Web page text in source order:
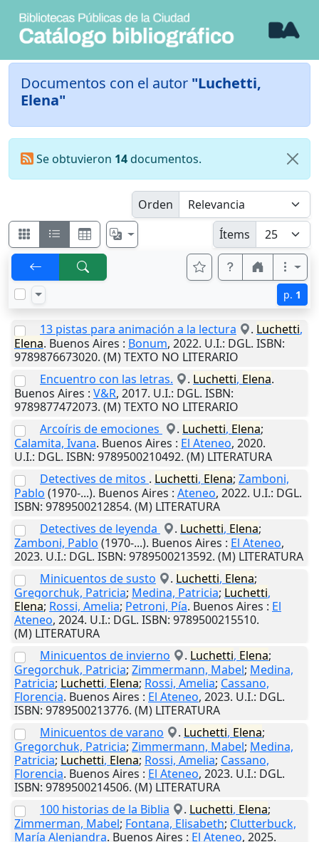
Documentos con el autor "Luchetti,
Elena"
Se obtuvieron 14documentos.
Orden
Ítems
p. 1
13 pistas para animación a la lectura . Luchetti,
Elena. Buenos Aires : Bonum, 2022. U.I.: DGL. ISBN:
9789876673020. (M) TEXTO NO LITERARIO
Encuentro con las letras.
. Luchetti, Elena.
Buenos Aires : V&R, 2017. U.I.: DGL. ISBN:
9789877472073. (M) TEXTO NO LITERARIO
Arcoíris de emociones
. Luchetti, Elena;
Calamita, Ivana. Buenos Aires : El Ateneo, 2020.
U.I.: DGL. ISBN: 9789500210492. (M) LITERATURA
Detectives de mitos . Luchetti, Elena; Zamboni,
Pablo (1970-...). Buenos Aires : Ateneo, 2022. U.I.: DGL.
ISBN: 9789500212854. (M) LITERATURA
Detectives de leyenda
. Luchetti, Elena;
Zamboni, Pablo (1970-...). Buenos Aires : El Ateneo,
2023. U.I.: DGL. ISBN: 9789500213592. (M) LITERATURA
Minicuentos de susto
. Luchetti, Elena;
Gregorchuk, Patricia; Medina, Patricia; Luchetti,
Elena; Rossi, Amelia; Petroni, Pía. Buenos Aires : El
Ateneo, 2024. U.I.: DGL. ISBN: 9789500215510.
(M) LITERATURA
Minicuentos de invierno
. Luchetti, Elena;
Gregorchuk, Patricia; Zimmermann, Mabel; Medina,
Patricia; Luchetti, Elena; Rossi, Amelia; Cassano,
Florencia. Buenos Aires : El Ateneo, 2023. U.I.: DGL.
ISBN: 9789500213776. (M) LITERATURA
Minicuentos de varano
. Luchetti, Elena;
Gregorchuk, Patricia; Zimmermann, Mabel; Medina,
Patricia; Luchetti, Elena; Rossi, Amelia; Cassano,
Florencia. Buenos Aires : El Ateneo, 2023. U.I.: DGL.
ISBN: 9789500214506. (M) LITERATURA
100 historias de la Biblia
. Luchetti, Elena;
Zimmerman, Mabel; Fontana, Elisabeth; Clutterbuck,
María Alenjandra. Buenos Aires : El Ateneo, 2025.